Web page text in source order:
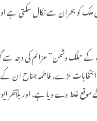
ملک کو بحران سے نکال سکتی ہے
کے "ملک دشمن” عزائم کی وجہ سے
انتخابات لڑے، فاطمہ جناح ان
احساس ہوگیا تھا کے موقع غلط دے دیا ہے،